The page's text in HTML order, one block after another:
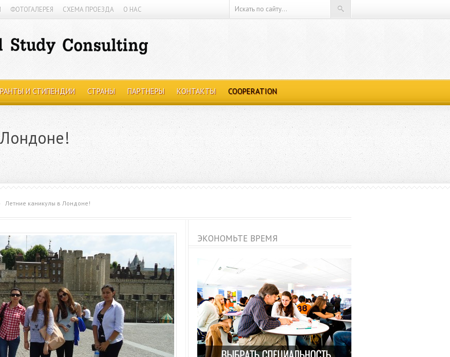
ФОТОГАЛЕРЕЯ СХЕМА ПРОЕЗДА О НАС
И СТИПЕНДИИ СТРАНЫ ПАРТНЕРЫ КОНТАКТЫ COOPERATION
Летние каникулы в Лондоне!
ЭКОНОМЬТЕ ВРЕМЯ